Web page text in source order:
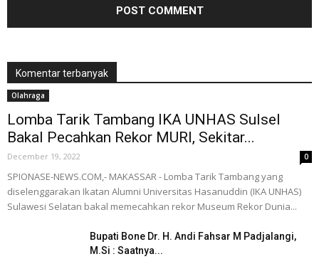
Komentar terbanyak
Olahraga
Lomba Tarik Tambang IKA UNHAS Sulsel
Bakal Pecahkan Rekor MURI, Sekitar...
December 19, 2022 0
SPIONASE-NEWS.COM,- MAKASSAR - Lomba Tarik Tambang yang
diselenggarakan Ikatan Alumni Universitas Hasanuddin (IKA UNHAS)
Sulawesi Selatan bakal memecahkan rekor Museum Rekor Dunia...
Bupati Bone Dr. H. Andi Fahsar M Padjalangi,
M.Si : Saatnya...